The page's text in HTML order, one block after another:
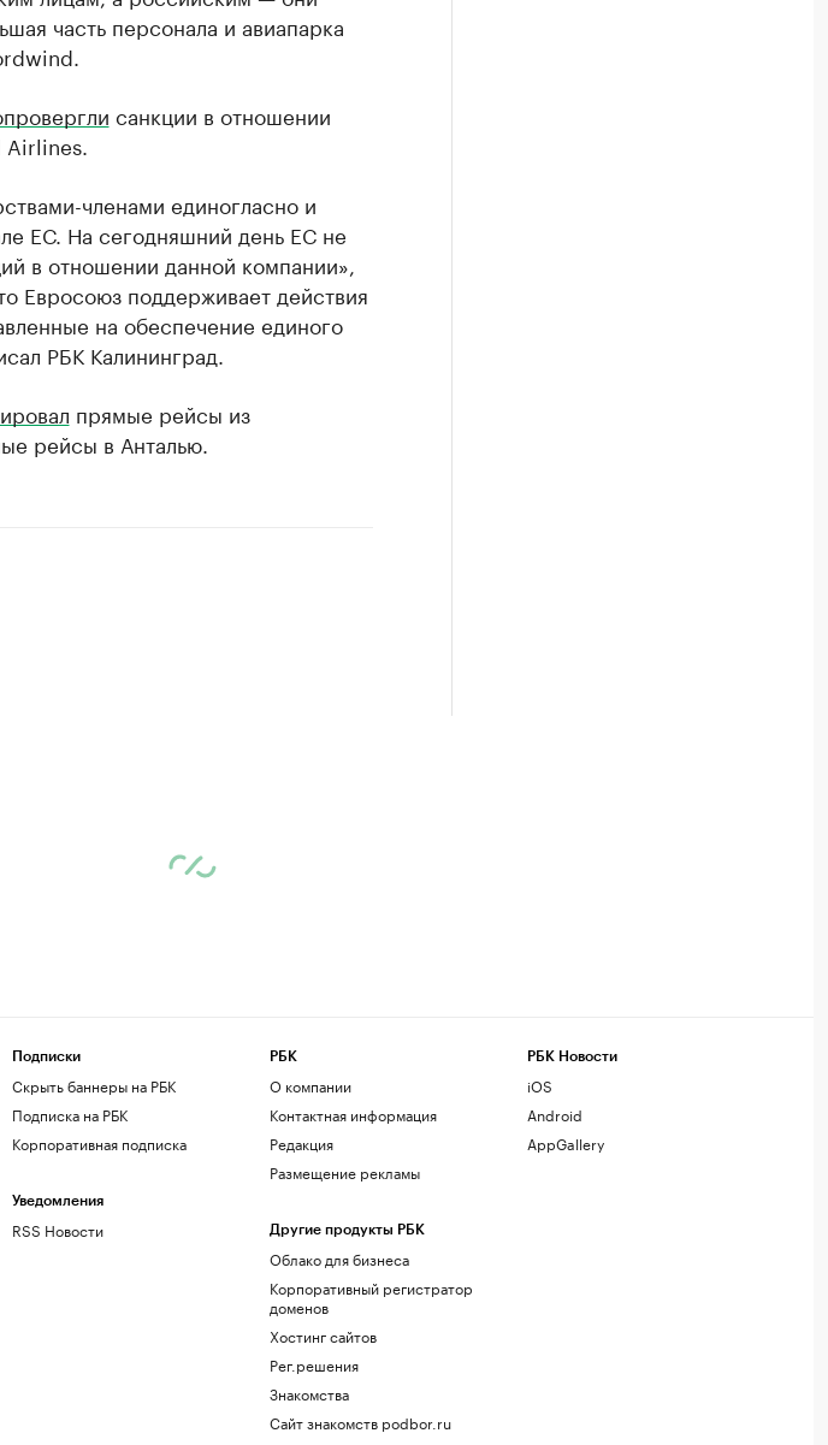
часть персонала и авиапарка
санкции в отношении
членами единогласно и
ЕС. На сегодняшний день ЕС не
в отношении данной компании»,
Евросоюз поддерживает действия
на обеспечение единого
РБК Калининград.
прямые рейсы из
рейсы в Анталью.
Подписки
Скрыть баннеры на РБК
Подписка на РБК
Корпоративная подписка
Уведомления
RSS Новости
РБК
О компании
Контактная информация
Редакция
Размещение рекламы
Другие продукты РБК
Облако для бизнеса
Корпоративный регистратор
доменов
Хостинг сайтов
Рег.решения
Знакомства
Сайт знакомств podbor.ru
РБК Новости
iOS
Android
AppGallery